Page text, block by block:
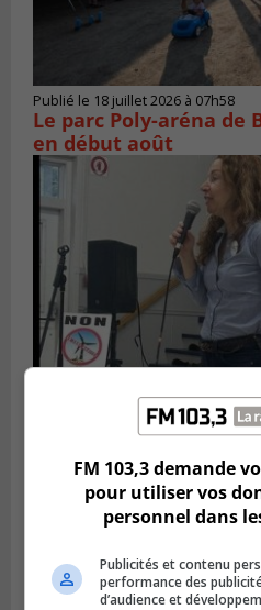
Publié le 18 juillet 2026 à 07h58
Le parc Poly-aréna de
en début août
Publié le 6 juillet 2026 à 11h18
Climat Québec
pour l’Agglomération
FM 103,3 demande
pour utiliser vos
personnel dans
Publicités et contenu
performance des
d’audience et